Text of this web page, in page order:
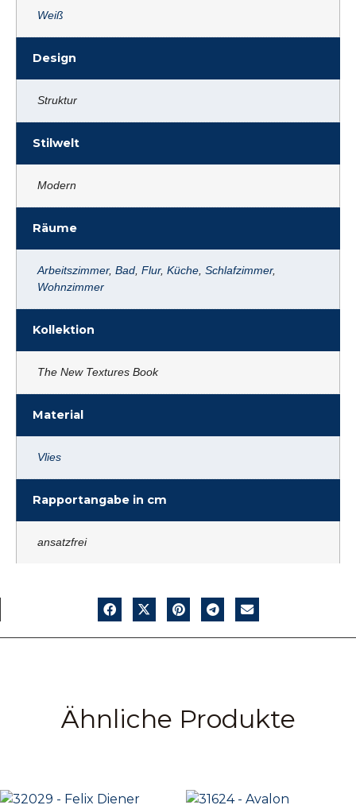
Weiß
Design
Struktur
Stilwelt
Modern
Räume
Arbeitszimmer, Bad Flur, Küche Schlafzimmer,
Wohnzimmer
Kollektion
The New Textures Book
Material
Vlies
Rapportangabe in cm
ansatzfrei
Ähnliche Produkte